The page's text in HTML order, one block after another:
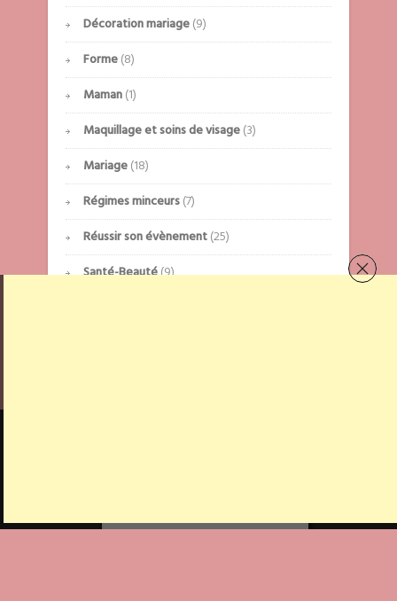
Décoration mariage(9)
Forme(8)
Maman(1)
Maquillage et soins de visage(3)
Mariage(18)
Régimes minceurs(7)
Réussir son évènement(25)
Santé-Beauté(9)